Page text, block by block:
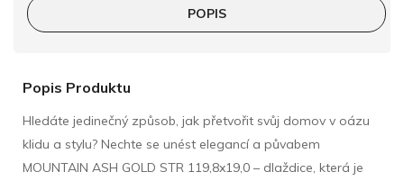
POPIS
Popis Produktu
Hledáte jedinečný způsob, jak přetvořit svůj domov v oázu
klidu a stylu? Nechte se unést elegancí a půvabem
MOUNTAIN ASH GOLD STR 119,8x19,0 – dlaždice, která je